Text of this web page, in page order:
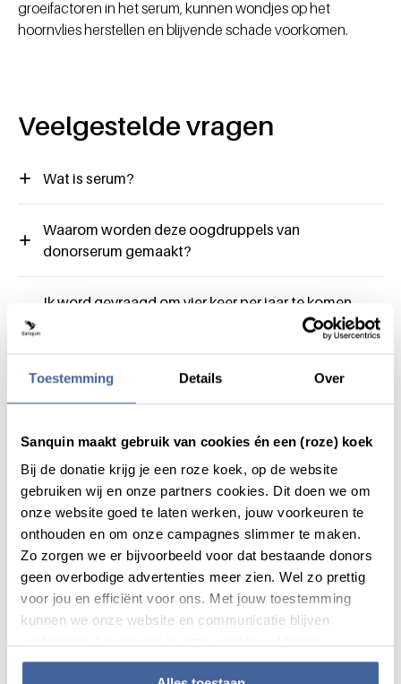
Toestemming Details Over
Sanquin maakt gebruik van cookies én een (roze) koek
Bij de donatie krijg je een roze koek, op de website
gebruiken wij en onze partners cookies. Dit doen we om
onze website goed te laten werken, jouw voorkeuren te
onthouden en om onze campagnes slimmer te maken.
Zo zorgen we er bijvoorbeeld voor dat bestaande donors
geen overbodige advertenties meer zien. Wel zo prettig
voor jou en efficiënt voor ons. Met jouw toestemming
kunnen we onze website en communicatie blijven
groeifactoren in het serum, kunnen wondjes op het
hoornvlies herstellen en blijvende schade voorkomen.
Veelgestelde vragen
Wat is serum?
Waarom worden deze oogdruppels van
donorserum gemaakt?
Ik word gevraagd om vier keer per jaar te komen,
Hoe werkt serum geven voor
Hoeveel patiënten kan ik helpen met mijn
donatie?
Kan ik serum geven naast mijn reguliere bloed-
of plasmadonaties?
Heb ik bij een serumdonatie meer/minder last
dan bij een bloeddonatie?
Ik wil niet dat mijn donatie gebruikt wordt voor